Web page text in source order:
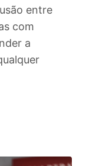
entre
com
a